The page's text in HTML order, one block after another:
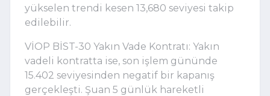
yükselen trendi kesen 13,680 seviyesi takip
edilebilir.
VİOP BİST-30 Yakın Vade Kontratı: Yakın
vadeli kontratta ise, son işlem gününde
15.402 seviyesinden negatif bir kapanış
gerçekleşti. Şuan 5 günlük hareketli